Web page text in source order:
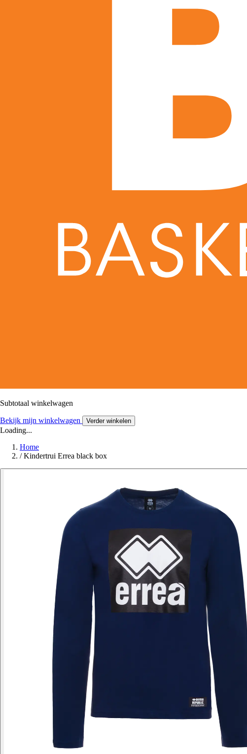
Subtotaal winkelwagen
Bekijk mijn winkelwagen Verder winkelen
Loading...
Home
/ Kindertrui Errea black box